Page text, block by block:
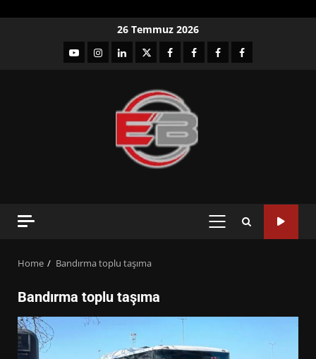
26 Temmuz 2026
YouTubeInstagram
LinkedIntwitterfacebook-Facebook-
Facebook-Facebook-
PRIMARY
Home Bandırma toplu taşıma
Bandırma toplu taşıma